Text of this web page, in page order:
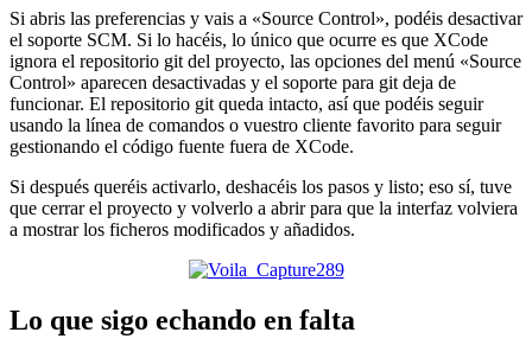
Si abris las preferencias y vais a «Source Control», podéis desactivar
el soporte SCM. Si lo hacéis, lo único que ocurre es que XCode
ignora el repositorio git del proyecto, las opciones del menú «Source
Control» aparecen desactivadas y el soporte para git deja de
funcionar. El repositorio git queda intacto, así que podéis seguir
usando la línea de comandos o vuestro cliente favorito para seguir
gestionando el código fuente fuera de XCode.
Si después queréis activarlo, deshacéis los pasos y listo; eso sí, tuve
que cerrar el proyecto y volverlo a abrir para que la interfaz volviera
a mostrar los ficheros modificados y añadidos.
Lo que sigo echando en falta